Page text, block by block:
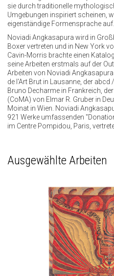
sie durch traditionelle
Umgebungen inspiriert scheinen,
eigenständige Formensprache auf.
Noviadi Angkasapura wird in
Boxer vertreten und in New York
Cavin-Morris brachte einen
seine Arbeiten erstmals auf der
Arbeiten von Noviadi
de l'Art Brut in Lausanne, der abcd
Bruno Decharme in Frankreich,
(CoMA) von Elmar R. Gruber in
Moinat in Wien. Noviadi
921 Werke umfassenden
im Centre Pompidou, Paris,
Ausgewählte Arbeiten